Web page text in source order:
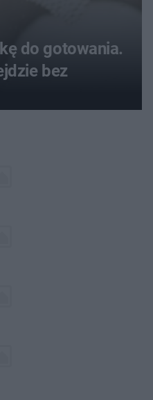
do gotowania.
bez